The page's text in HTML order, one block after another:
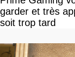
garder et très
soit trop tard